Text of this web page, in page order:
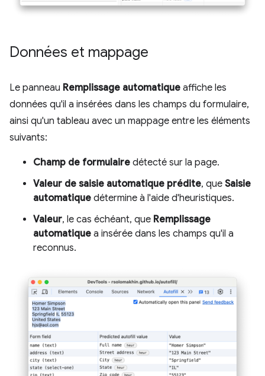
Données et mappage
Le panneau Remplissage automatique affiche les
données qu'il a insérées dans les champs du formulaire,
ainsi qu'un tableau avec un mappage entre les éléments
suivants:
Champ de formulaire détecté sur la page.
Valeur de saisie automatique prédite, que Saisie
automatique détermine à l'aide d'heuristiques.
Valeur, le cas échéant, que Remplissage
automatique a insérée dans les champs qu'il a
reconnus.